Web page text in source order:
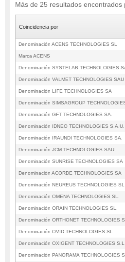
Más de 25 resultados encontrados
Coincidencia por
Denominación ACENS TECHNOLOGIES SL
Marca ACENS
Denominación SYSTELAB TECHNOLOGIES
Denominación VALMET TECHNOLOGIES SAU
Denominación LIFE TECHNOLOGIES SA
Denominación SIMSAGROUP
Denominación GFT TECHNOLOGIES SA.
Denominación IDNEO TECHNOLOGIES S.A.U.
Denominación IRAUNDI TECHNOLOGIES SA.
Denominación JCM TECHNOLOGIES SAU
Denominación SUNRISE TECHNOLOGIES SA
Denominación ACORDE TECHNOLOGIES SA
Denominación NEUREUS TECHNOLOGIES SL
Denominación OMENA TECHNOLOGIES SL.
Denominación ORAIN TECHNOLOGIES SL.
Denominación ORTHONET TECHNOLOGIES
Denominación OVID TECHNOLOGIES SL
Denominación OXIGENT TECHNOLOGIES S.L.
Denominación PANORAMA TECHNOLOGIES